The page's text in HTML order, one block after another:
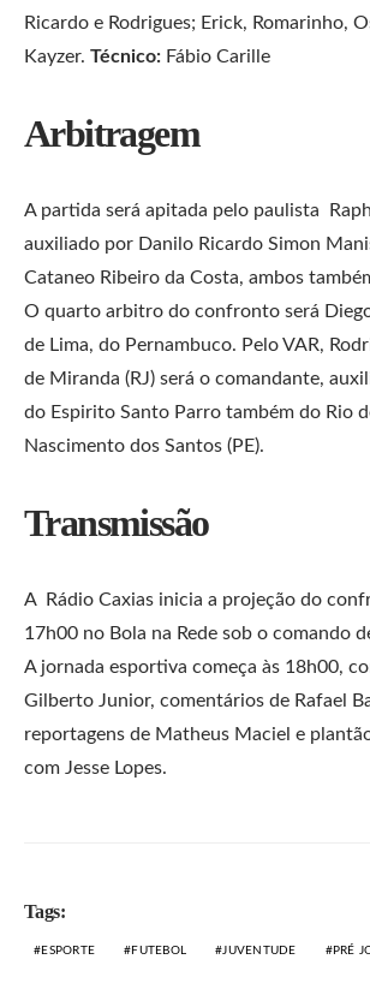
Ricardo e Rodrigues; Erick, Romarinho,
Kayzer. Técnico: Fábio Carille
Arbitragem
A partida será apitada pelo paulista
auxiliado por Danilo Ricardo Simon
Cataneo Ribeiro da Costa, ambos
O quarto arbitro do confronto será
de Lima, do Pernambuco. Pelo VAR,
de Miranda (RJ) será o comandante,
do Espirito Santo Parro também do Rio
Nascimento dos Santos (PE).
Transmissão
A Rádio Caxias inicia a projeção do
17h00 no Bola na Rede sob o comando
A jornada esportiva começa às 18h00,
Gilberto Junior, comentários de Rafael
reportagens de Matheus Maciel e
com Jesse Lopes.
Tags:
ESPORTE FUTEBOL JUVENTUDE PRÉ